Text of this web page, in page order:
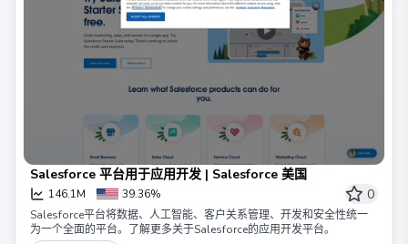
Salesforce 平台用于应用开发 | Salesforce 美国
146.1M 39.36% 0
Salesforce平台将数据、人工智能、客户关系管理、开发和安全性统一
为一个全面的平台。了解更多关于Salesforce的应用开发平台。